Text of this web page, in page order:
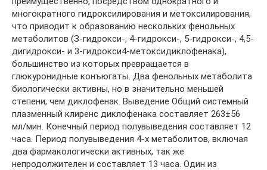
многократного гидроксилирования и метоксилирования,
что приводит к образованию нескольких фенольных
метаболитов (З-гидрокси-, 4-гидрокси-, 5-гидрокси-, 4,5-
дигидрокси- и 3-гидрокси4-метоксидиклофенака),
большинство из которых превращается в
глюкуронидные конъюгаты. Два фенольных метаболита
биологически активны, но в значительно меньшей
степени, чем диклофенак. Выведение Общий системный
плазменный клиренс диклофенака составляет 263±56
мл/мин. Конечный период полувыведения составляет 12
часа. Период полувыведения 4-х метаболитов, включая
два фармакологически активных, так же
непродолжителен и составляет 13 часа. Oдин из